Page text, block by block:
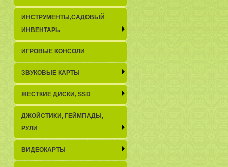
ИНСТРУМЕНТЫ,САДОВЫЙ
ИНВЕНТАРЬ
ИГРОВЫЕ КОНСОЛИ
ЗВУКОВЫЕ КАРТЫ
ЖЕСТКИЕ ДИСКИ, SSD
ДЖОЙСТИКИ, ГЕЙМПАДЫ,
РУЛИ
ВИДЕОКАРТЫ